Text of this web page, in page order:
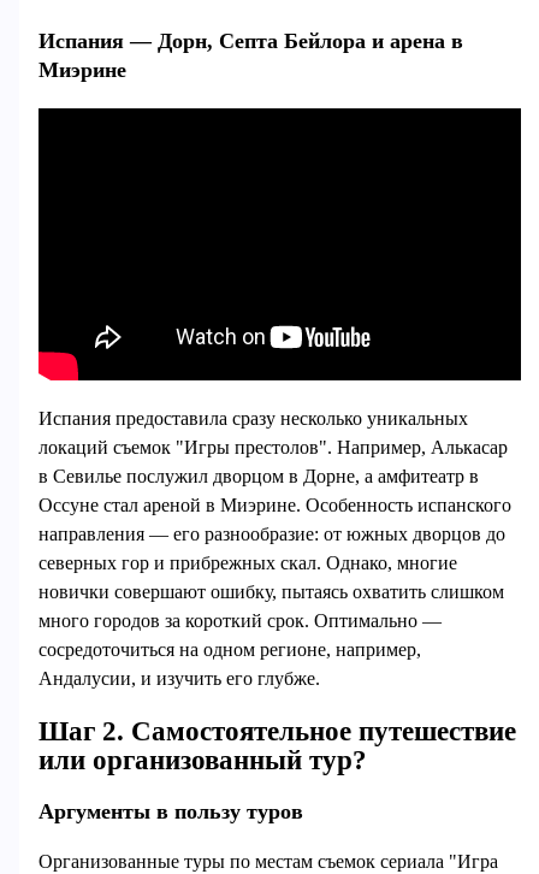
Испания — Дорн, Септа Бейлора и арена в
Миэрине
Испания предоставила сразу несколько уникальных
локаций съемок "Игры престолов". Например, Алькасар
в Севилье послужил дворцом в Дорне, а амфитеатр в
Оссуне стал ареной в Миэрине. Особенность испанского
направления — его разнообразие: от южных дворцов до
северных гор и прибрежных скал. Однако, многие
новички совершают ошибку, пытаясь охватить слишком
много городов за короткий срок. Оптимально —
сосредоточиться на одном регионе, например,
Андалусии, и изучить его глубже.
Шаг 2. Самостоятельное путешествие
или организованный тур?
Аргументы в пользу туров
Организованные туры по местам съемок сериала "Игра